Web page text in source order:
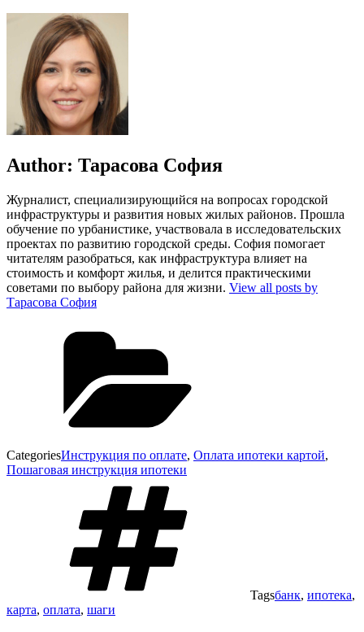
Author: Тарасова София
Журналист, специализирующийся на вопросах городской
инфраструктуры и развития новых жилых районов. Прошла
обучение по урбанистике, участвовала в исследовательских
проектах по развитию городской среды. София помогает
читателям разобраться, как инфраструктура влияет на
стоимость и комфорт жилья, и делится практическими
советами по выбору района для жизни. View all posts by
Тарасова София
CategoriesИнструкция по оплате, Оплата ипотеки картой,
Пошаговая инструкция ипотеки
Tagsбанк, ипотека,
карта, оплата, шаги